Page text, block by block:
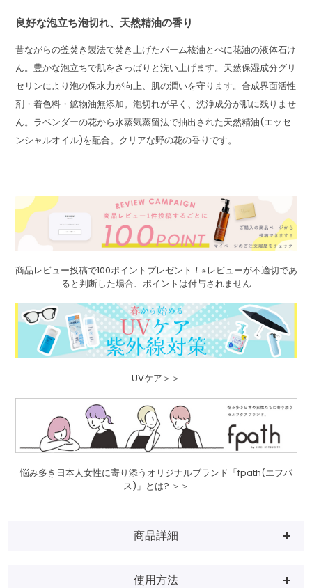
良好な泡立ち泡切れ、天然精油の香り
昔ながらの釜焚き製法で焚き上げたパーム核油とべに花油の液体石け
ん。豊かな泡立ちで肌をさっぱりと洗い上げます。天然保湿成分グリ
セリンにより泡の保水力が向上、肌の潤いを守ります。合成界面活性
剤・着色料・鉱物油無添加。泡切れが早く、洗浄成分が肌に残りませ
ん。ラベンダーの花から水蒸気蒸留法で抽出された天然精油(エッセ
ンシャルオイル)を配合。クリアな野の花の香りです。
商品レビュー投稿で100ポイントプレゼント！※レビューが不適切であ
ると判断した場合、ポイントは付与されません
UVケア＞＞
悩み多き日本人女性に寄り添うオリジナルブランド「fpath(エフパ
ス)」とは? ＞＞
商品詳細
使用方法